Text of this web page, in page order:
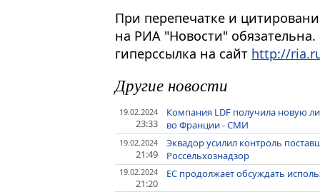
При перепечатке и
на РИА "Новости"
гиперссылка на сайт http://
Другие новости
19.02.2024
23:33
Компания LDF получила новую
во Франции - СМИ
19.02.2024
21:49
Эквадор усилил контроль
Россельхознадзор
19.02.2024
21:20
ЕС продолжает обсуждать